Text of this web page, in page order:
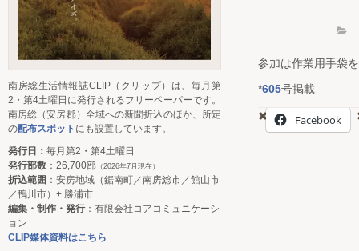
参加は作業用手袋
*605号掲載
Facebook
南房総生活情報誌CLIP（クリップ）は、毎月第
2・第4土曜日に発行されるフリーペーパーです。
南房総（安房郡）全域への新聞折込のほか、所定
の配布スポット にも設置しています。
発行日： 毎月第2・第4土曜日
発行部数 ：26,700部 （2026年7月現在）
折込範囲 ：安房地域（鋸南町／南房総市／館山市
／鴨川市）+ 勝浦市
編集・制作・発行：有限会社コアコミュニケーシ
ョン
CLIP媒体資料はこちら